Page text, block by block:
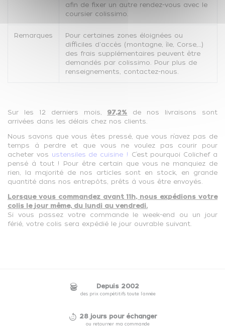
afin de fixer un autre rendez-vous avec le
coursier colissimo.
Remarques
Pour certaines zones éloignées ou
difficiles d'accès (montagne, île, Corse,…)
des frais supplémentaires peuvent être
demandés par colissimo. Pour plus de
renseignements, contactez-nous.
Sur les 12 derniers mois, 97,2% de nos livraisons sont
arrivées dans les délais chez nos clients.
Nous savons que vous êtes pressé, que vous n’avez pas de
temps à perdre et que vous ne voulez pas courir pour
acheter vos ustensiles de cuisine ! C’est pourquoi Colichef a
pensé à tout ! Pour être certain que vous ne manquiez de
rien, la majorité de nos articles sont en stock, en grande
quantité dans nos entrepôts, prêts à vous être envoyés.
Lorsque vous commandez avant 11h, nous expédions votre
colis le jour même, du lundi au vendredi.
Si vous passez votre commande le week-end ou un jour
férié, votre colis sera expédié le jour ouvrable suivant.
Depuis 2002
des prix compétitifs toute l'année
28 jours pour échanger
ou retourner ma commande